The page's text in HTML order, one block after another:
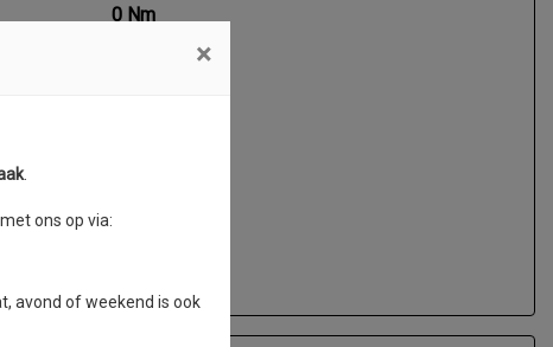
0 Nm
×
.
ons op via:
avond of weekend is ook